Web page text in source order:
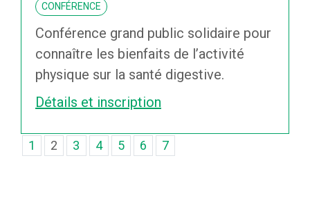
CONFÉRENCE
Conférence grand public solidaire pour
connaître les bienfaits de l’activité
physique sur la santé digestive.
Détails et inscription
1 2 3 4 5 6 7